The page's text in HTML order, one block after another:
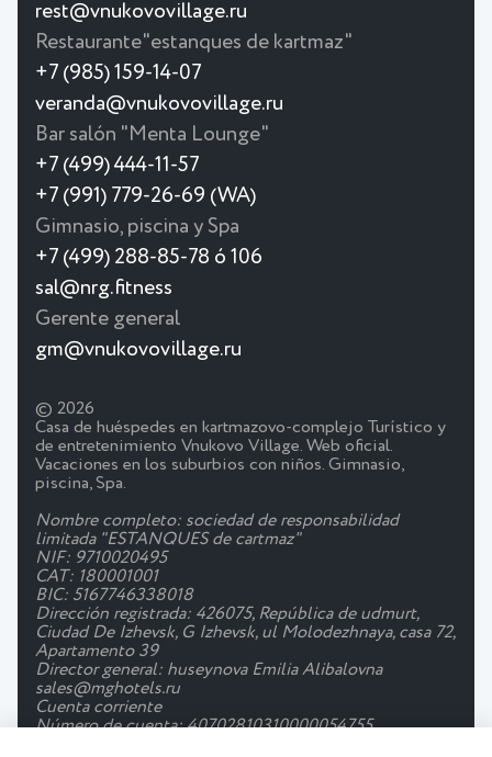
rest@vnukovovillage.ru
Restaurante"estanques de kartmaz"
+7 (985) 159-14-07
veranda@vnukovovillage.ru
Bar salón "Menta Lounge"
+7 (499) 444-11-57
+7 (991) 779-26-69 (WA)
Gimnasio, piscina y Spa
+7 (499) 288-85-78 ó 106
sal@nrg.fitness
Gerente general
gm@vnukovovillage.ru
© 2026
Casa de huéspedes en kartmazovo-complejo Turístico y
de entretenimiento Vnukovo Village. Web oficial.
Vacaciones en los suburbios con niños. Gimnasio,
piscina, Spa.
Nombre completo: sociedad de responsabilidad
limitada "ESTANQUES de cartmaz"
NIF: 9710020495
CAT: 180001001
BIC: 5167746338018
Dirección registrada: 426075, República de udmurt,
Ciudad De Izhevsk, G Izhevsk, ul Molodezhnaya, casa 72,
Apartamento 39
Director general: huseynova Emilia Alibalovna
sales@mghotels.ru
Cuenta corriente
Número de cuenta: 40702810310000054755